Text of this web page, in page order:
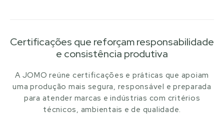
Certificações que reforçam responsabilidade
e consistência produtiva
A JOMO reúne certificações e práticas que apoiam
uma produção mais segura, responsável e preparada
para atender marcas e indústrias com critérios
técnicos, ambientais e de qualidade.